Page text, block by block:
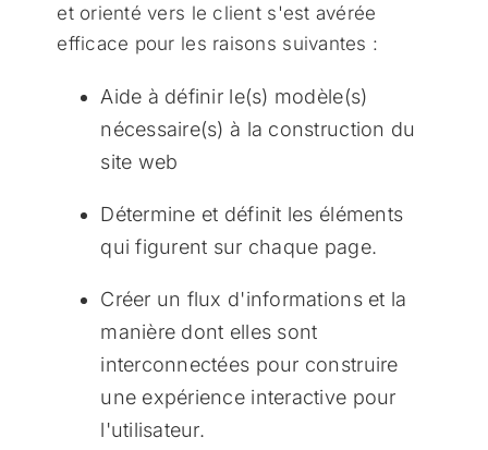
et orienté vers le client s'est avérée
efficace pour les raisons suivantes :
Aide à définir le(s) modèle(s)
nécessaire(s) à la construction du
site web
Détermine et définit les éléments
qui figurent sur chaque page.
Créer un flux d'informations et la
manière dont elles sont
interconnectées pour construire
une expérience interactive pour
l'utilisateur.